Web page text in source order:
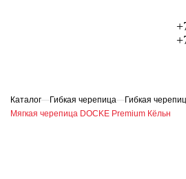
ПРОФЛИСТ
Каталог—Гибкая черепица—Гибкая
Мягкая черепица DOCKE Premium Кёльн